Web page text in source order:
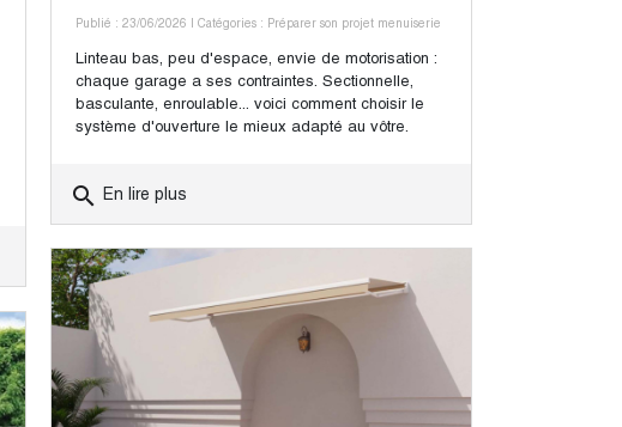
Publié : 23/06/2026 | Catégories : Préparer son projet menuiserie
Linteau bas, peu d'espace, envie de motorisation :
chaque garage a ses contraintes. Sectionnelle,
basculante, enroulable... voici comment choisir le
système d'ouverture le mieux adapté au vôtre.
search En lire plus